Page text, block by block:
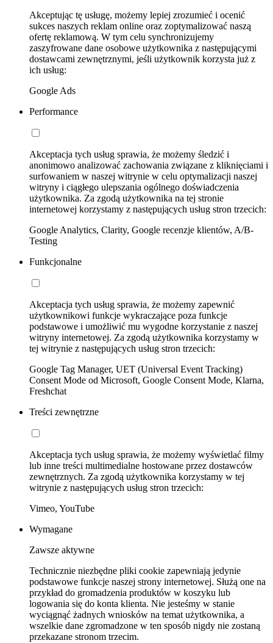
Akceptując tę usługę, możemy lepiej zrozumieć i ocenić
sukces naszych reklam online oraz zoptymalizować naszą
ofertę reklamową. W tym celu synchronizujemy
zaszyfrowane dane osobowe użytkownika z następującymi
dostawcami zewnętrznymi, jeśli użytkownik korzysta już z
ich usług:
Google Ads
Performance
Akceptacja tych usług sprawia, że możemy śledzić i
anonimowo analizować zachowania związane z kliknięciami i
surfowaniem w naszej witrynie w celu optymalizacji naszej
witryny i ciągłego ulepszania ogólnego doświadczenia
użytkownika. Za zgodą użytkownika na tej stronie
internetowej korzystamy z następujących usług stron trzecich:
Google Analytics, Clarity, Google recenzje klientów, A/B-
Testing
Funkcjonalne
Akceptacja tych usług sprawia, że możemy zapewnić
użytkownikowi funkcje wykraczające poza funkcje
podstawowe i umożliwić mu wygodne korzystanie z naszej
witryny internetowej. Za zgodą użytkownika korzystamy w
tej witrynie z następujących usług stron trzecich:
Google Tag Manager, UET (Universal Event Tracking)
Consent Mode od Microsoft, Google Consent Mode, Klarna,
Freshchat
Treści zewnętrzne
Akceptacja tych usług sprawia, że możemy wyświetlać filmy
lub inne treści multimedialne hostowane przez dostawców
zewnętrznych. Za zgodą użytkownika korzystamy w tej
witrynie z następujących usług stron trzecich:
Vimeo, YouTube
Wymagane
Zawsze aktywne
Technicznie niezbędne pliki cookie zapewniają jedynie
podstawowe funkcje naszej strony internetowej. Służą one na
przykład do gromadzenia produktów w koszyku lub
logowania się do konta klienta. Nie jesteśmy w stanie
wyciągnąć żadnych wniosków na temat użytkownika, a
wszelkie dane zgromadzone w ten sposób nigdy nie zostaną
przekazane stronom trzecim.